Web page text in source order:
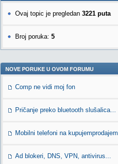
Ovaj topic je pregledan 3221 puta
Broj poruka: 5
NOVE PORUKE U OVOM FORUMU
Comp ne vidi moj fon
Pričanje preko bluetooth slušalica...
Mobilni telefoni na kupujemprodajem
Ad blokeri, DNS, VPN, antivirus...